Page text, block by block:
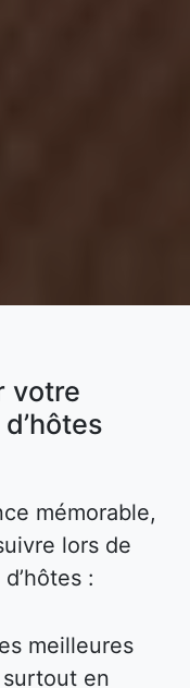
votre
mémorable,
lors de
:
meilleures
en